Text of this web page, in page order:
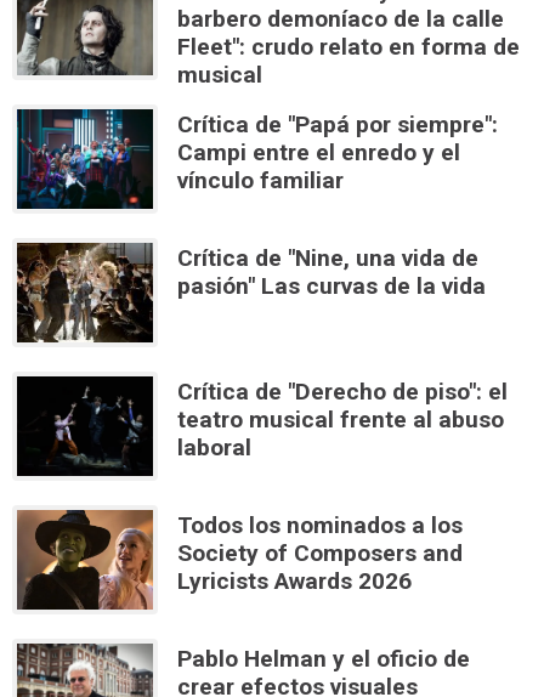
barbero demoníaco de la calle
Fleet": crudo relato en forma de
musical
Crítica de "Papá por siempre":
Campi entre el enredo y el
vínculo familiar
Crítica de "Nine, una vida de
pasión" Las curvas de la vida
Crítica de "Derecho de piso": el
teatro musical frente al abuso
laboral
Todos los nominados a los
Society of Composers and
Lyricists Awards 2026
Pablo Helman y el oficio de
crear efectos visuales